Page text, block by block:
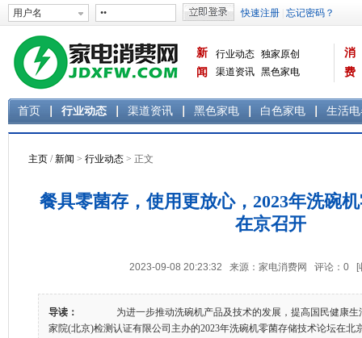
新
闻
行业动态 独家原创
渠道资讯 黑色家电
消
费
首页 行业动态 渠道资讯 黑色家电 白色家电 生活
主页 /新闻 > 行业动态 > 正文
餐具零菌存，使用更放心，2023年洗碗
在京召开
2023-09-08 20:23:32 来源：家电消费网 评论： 0 [
导读：
为进一步推动洗碗机产品及技术的发展，提高国民健康生活
家院(北京)检测认证有限公司主办的2023年洗碗机零菌存储技术论坛